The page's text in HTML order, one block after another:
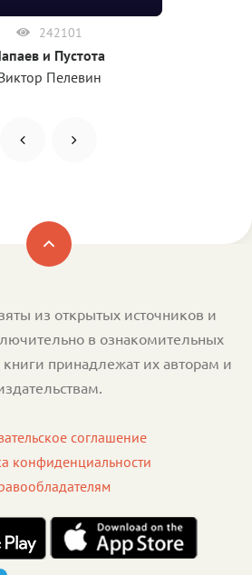
242101
и Пустота
Пелевин
из открытых источников и
в ознакомительных
книги принадлежат их авторам и
соглашение
конфиденциальности